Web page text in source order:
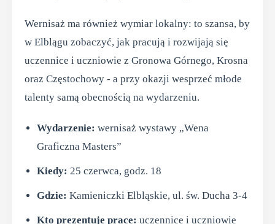
Wernisaż ma również wymiar lokalny: to szansa, by
w Elblągu zobaczyć, jak pracują i rozwijają się
uczennice i uczniowie z Gronowa Górnego, Krosna
oraz Częstochowy - a przy okazji wesprzeć młode
talenty samą obecnością na wydarzeniu.
Wydarzenie: wernisaż wystawy „Wena
Graficzna Masters”
Kiedy: 25 czerwca, godz. 18
Gdzie: Kamieniczki Elbląskie, ul. św. Ducha 3-4
Kto prezentuje prace: uczennice i uczniowie